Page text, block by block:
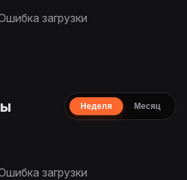
загрузки
Неделя Месяц
загрузки